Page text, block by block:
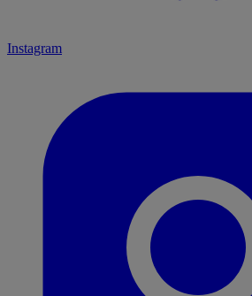
Instagram